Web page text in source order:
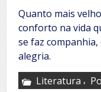
Quanto mais
conforto na vida
se faz
alegria.
Literatura ,